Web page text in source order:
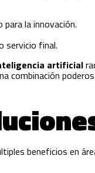
la innovación.
servicio final.
artificial
combinación
beneficios en